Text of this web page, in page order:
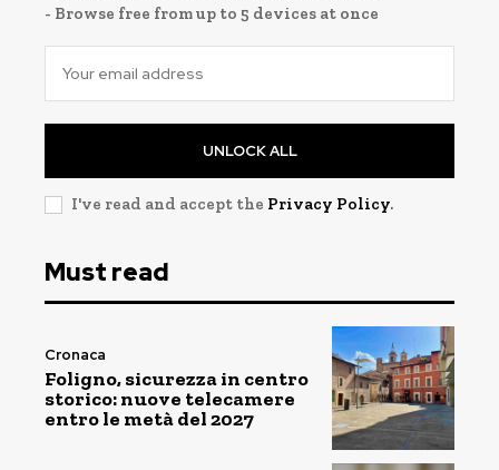
- Browse free from up to 5 devices at once
UNLOCK ALL
I've read and accept the Privacy Policy.
Must read
Cronaca
Foligno, sicurezza in centro
storico: nuove telecamere
entro le metà del 2027